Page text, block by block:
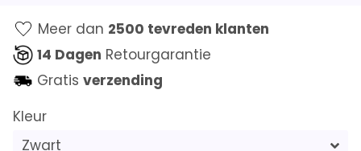
Meer dan 2500 tevreden klanten
14 Dagen Retourgarantie
Gratis verzending
Kleur